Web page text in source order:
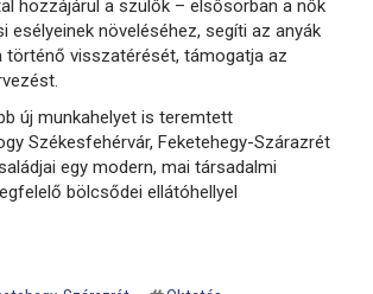
hozzájárul a szülők – elsősorban a nők
esélyeinek növeléséhez, segíti az anyák
történő visszatérését, támogatja az
új munkahelyet is teremtett
Székesfehérvár, Feketehegy-Szárazrét
egy modern, mai társadalmi
bölcsődei ellátóhellyel